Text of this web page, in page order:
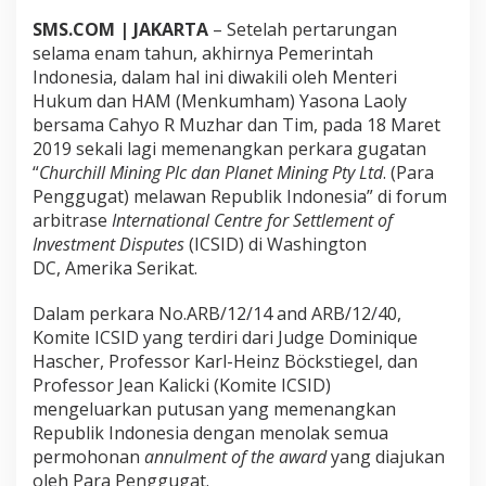
a
s
e
C
S
I
D
a
t
a
s
K
s
u
s
T
a
m
a
n
SMS.COM | JAKARTA – Setelah pertarungan
selama enam tahun, akhirnya Pemerintah
Indonesia, dalam hal ini diwakili oleh Menteri
Hukum dan HAM (Menkumham) Yasona Laoly
bersama Cahyo R Muzhar dan Tim, pada 18 Maret
2019 sekali lagi memenangkan perkara gugatan
“Churchill Mining Plc dan Planet Mining Pty Ltd. (Para
Penggugat) melawan Republik Indonesia” di forum
arbitrase International Centre for Settlement of
Investment Disputes(ICSID) di Washington
DC, Amerika Serikat.
Dalam perkara No.ARB/12/14 and ARB/12/40,
Komite ICSID yang terdiri dari Judge Dominique
Hascher, Professor Karl-Heinz Böckstiegel, dan
Professor Jean Kalicki (Komite ICSID)
mengeluarkan putusan yang memenangkan
Republik Indonesia dengan menolak semua
permohonan annulment of the awardyang diajukan
oleh Para Penggugat.